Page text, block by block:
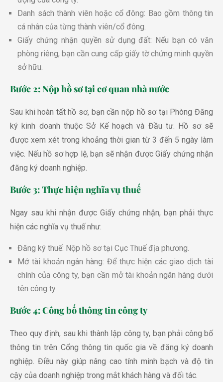
Danh sách thành viên hoặc cổ đông: Bao gồm thông tin
cá nhân của từng thành viên/cổ đông.
Giấy chứng nhận quyền sử dụng đất: Nếu bạn có văn
phòng riêng, bạn cần cung cấp giấy tờ chứng minh quyền
sở hữu.
Bước 2: Nộp hồ sơ tại cơ quan nhà nước
Sau khi hoàn tất hồ sơ, bạn cần nộp hồ sơ tại Phòng Đăng
ký kinh doanh thuộc Sở Kế hoạch và Đầu tư. Hồ sơ sẽ
được xem xét trong khoảng thời gian từ 3 đến 5 ngày làm
việc. Nếu hồ sơ hợp lệ, bạn sẽ nhận được Giấy chứng nhận
đăng ký doanh nghiệp.
Bước 3: Thực hiện nghĩa vụ thuế
Ngay sau khi nhận được Giấy chứng nhận, bạn phải thực
hiện các nghĩa vụ thuế như:
Đăng ký thuế: Nộp hồ sơ tại Cục Thuế địa phương.
Mở tài khoản ngân hàng: Để thực hiện các giao dịch tài
chính của công ty, bạn cần mở tài khoản ngân hàng dưới
tên công ty.
Bước 4: Công bố thông tin công ty
Theo quy định, sau khi thành lập công ty, bạn phải công bố
thông tin trên Cổng thông tin quốc gia về đăng ký doanh
nghiệp. Điều này giúp nâng cao tính minh bạch và độ tin
cậy của doanh nghiệp trong mắt khách hàng và đối tác.